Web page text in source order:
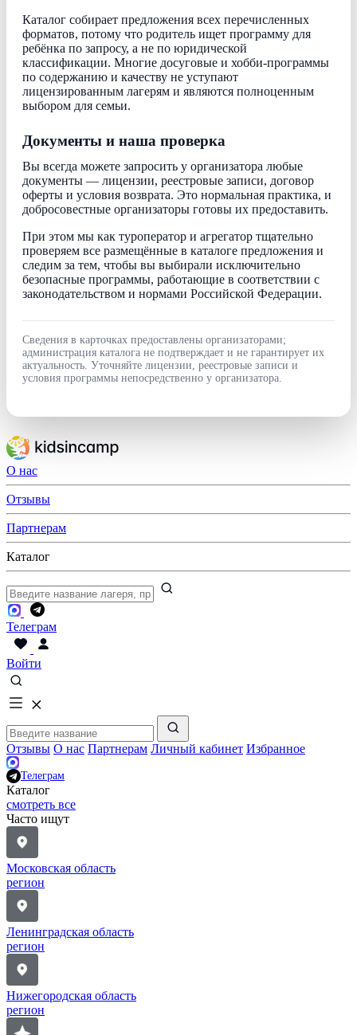
Каталог собирает предложения всех перечисленных
форматов, потому что родитель ищет программу для
ребёнка по запросу, а не по юридической
классификации. Многие досуговые и хобби-программы
по содержанию и качеству не уступают
лицензированным лагерям и являются полноценным
выбором для семьи.
Документы и наша проверка
Вы всегда можете запросить у организатора любые
документы — лицензии, реестровые записи, договор
оферты и условия возврата. Это нормальная практика, и
добросовестные организаторы готовы их предоставить.
При этом мы как туроператор и агрегатор тщательно
проверяем все размещённые в каталоге предложения и
следим за тем, чтобы вы выбирали исключительно
безопасные программы, работающие в соответствии с
законодательством и нормами Российской Федерации.
Сведения в карточках предоставлены организаторами;
администрация каталога не подтверждает и не гарантирует их
актуальность. Уточняйте лицензии, реестровые записи и
условия программы непосредственно у организатора.
О нас
Отзывы
Партнерам
Каталог
Телеграм
Войти
Отзывы О нас Партнерам Личный кабинет Избранное
Телеграм
Каталог
смотреть все
Часто ищут
Московская область
регион
Ленинградская область
регион
Нижегородская область
регион